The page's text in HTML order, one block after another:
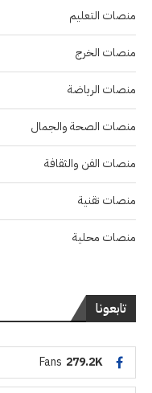
منصات التعليم
منصات الخرج
منصات الرياضة
منصات الصحة والجمال
منصات الفن والثقافة
منصات تقنية
منصات محلية
تابعونا
279.2K
Fans